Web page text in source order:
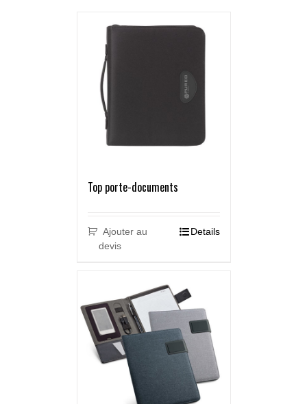
Top porte-documents
Ajouter au
devis
Details